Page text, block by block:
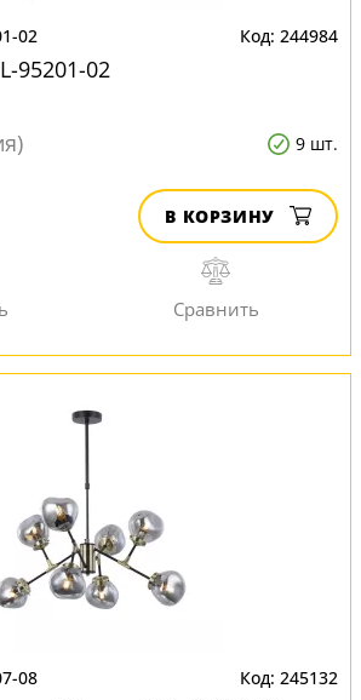
02 244984
95201-02
9 шт.
В КОРЗИНУ
08 245132